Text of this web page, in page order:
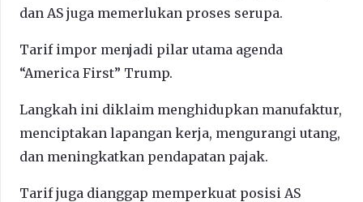
dan AS juga memerlukan proses serupa.
Tarif impor menjadi pilar utama agenda
“America First” Trump.
Langkah ini diklaim menghidupkan manufaktur,
menciptakan lapangan kerja, mengurangi utang,
dan meningkatkan pendapatan pajak.
Tarif juga dianggap memperkuat posisi AS